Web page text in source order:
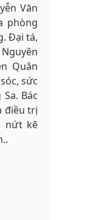
Văn
phòng
Đại tá,
Quân
sức
Bác
điều trị
nứt kẽ